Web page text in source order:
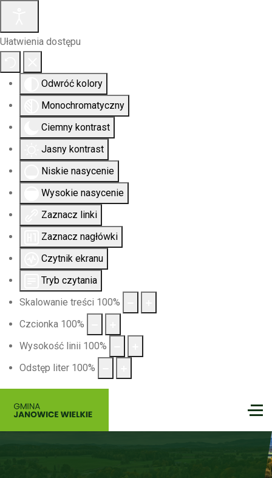
Ułatwienia dostępu
Odwróć kolory
Monochromatyczny
Ciemny kontrast
Jasny kontrast
Niskie nasycenie
Wysokie nasycenie
Zaznacz linki
Zaznacz nagłówki
Czytnik ekranu
Tryb czytania
Skalowanie treści 100%
Czcionka 100%
Wysokość linii 100%
Odstęp liter 100%